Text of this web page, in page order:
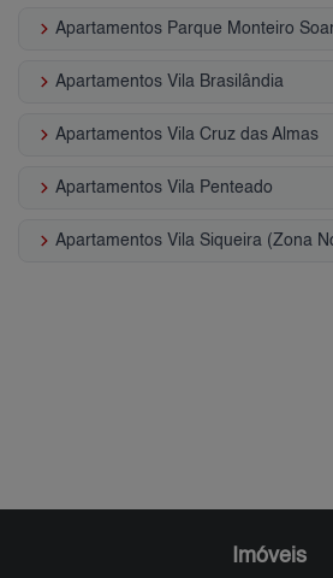
keyboard_arrow_right Apartamentos Parque Monteiro
keyboard_arrow_right Apartamentos Vila Brasilândia
keyboard_arrow_right Apartamentos Vila Cruz das Almas
keyboard_arrow_right Apartamentos Vila Penteado
keyboard_arrow_right Apartamentos Vila Siqueira (Zona
Imóveis